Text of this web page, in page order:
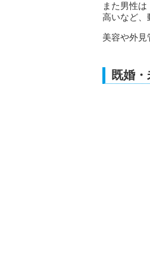
また男性
高いなど、
美容や外見
既婚